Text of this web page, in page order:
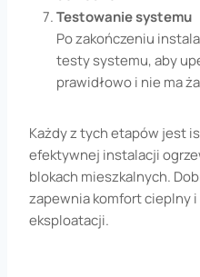
Testowanie systemu
Po zakończeniu
testy systemu, aby
prawidłowo i nie ma
Każdy z tych etapów jest
efektywnej instalacji
blokach mieszkalnych.
zapewnia komfort cieplny
eksploatacji.